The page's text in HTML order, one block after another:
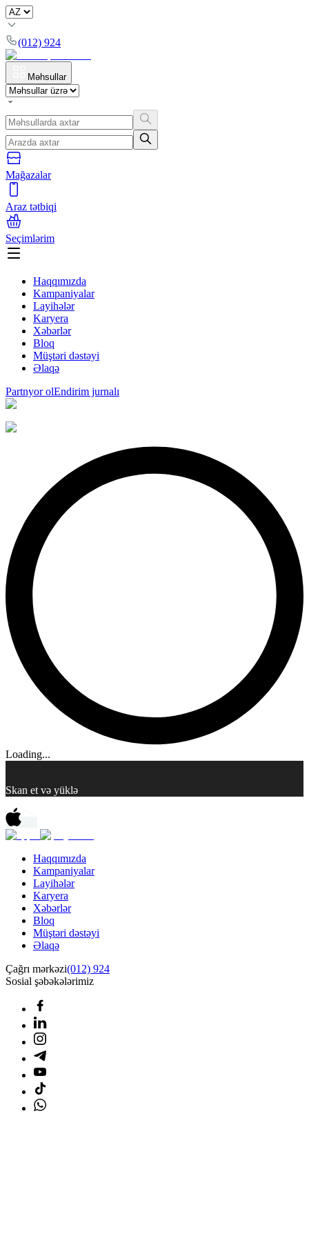
(012) 924
Məhsullar
Mağazalar
Araz tətbiqi
Seçimlərim
Haqqımızda
Kampaniyalar
Layihələr
Karyera
Xəbərlər
Bloq
Müştəri dəstəyi
Əlaqə
Partnyor olEndirim jurnalı
Loading...
Skan et və yüklə
Haqqımızda
Kampaniyalar
Layihələr
Karyera
Xəbərlər
Bloq
Müştəri dəstəyi
Əlaqə
Çağrı mərkəzi(012) 924
Sosial şəbəkələrimiz